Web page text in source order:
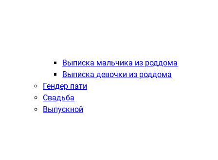
Выписка мальчика из роддома
Выписка девочки из роддома
Гендер пати
Свадьба
Выпускной